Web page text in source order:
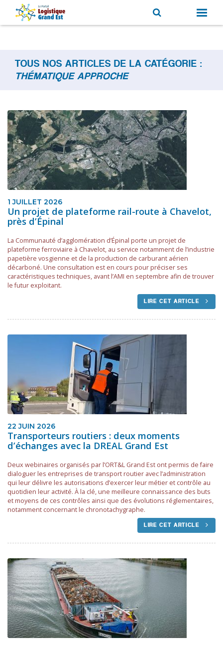
TOUS NOS ARTICLES DE LA CATÉGORIE :
THÉMATIQUE APPROCHE
1 JUILLET 2026
Un projet de plateforme rail-route à Chavelot,
près d’Épinal
La Communauté d’agglomération d’Épinal porte un projet de
plateforme ferroviaire à Chavelot, au service notamment de l’industrie
papetière vosgienne et de la production de carburant aérien
décarboné. Une consultation est en cours pour préciser ses
caractéristiques techniques, avant l’AMI en septembre afin de trouver
le futur exploitant.
LIRE CET ARTICLE
22 JUIN 2026
Transporteurs routiers : deux moments
d’échanges avec la DREAL Grand Est
Deux webinaires organisés par l’ORT&L Grand Est ont permis de faire
dialoguer les entreprises de transport routier avec l’administration
qui leur délivre les autorisations d’exercer leur métier et contrôle au
quotidien leur activité. À la clé, une meilleure connaissance des buts
et moyens de ces contrôles ainsi que des évolutions réglementaires,
notamment concernant le chronotachygraphe.
LIRE CET ARTICLE